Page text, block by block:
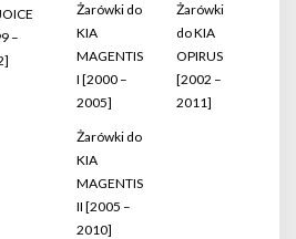
–
Żarówki do
KIA
MAGENTIS
I [2000 –
2005]
Żarówki do
KIA
MAGENTIS
II [2005 –
2010]
Żarówki
do KIA
OPIRUS
[2002 –
2011]